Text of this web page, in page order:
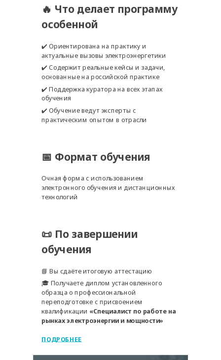
🔥 Что делает программу
особенной
✔️ Ориентирована на практику и
актуальные вызовы электроэнергетики
✔️ Содержит реальные кейсы и задачи,
основанные на российской практике
✔️ Поддержка куратора на всех этапах
обучения
✔️ Обучение ведут эксперты с
практическим опытом в отрасли
📅 Формат обучения
Очная форма с использованием
электронного обучения и дистанционных
технологий
📜 По завершении
обучения
📘 Вы сдаёте итоговую аттестацию
🎓 Получаете диплом установленного
образца о профессиональной
переподготовке с присвоением
квалификации «Специалист по работе на
рынках электроэнергии и мощности»
ПОДРОБНЕЕ